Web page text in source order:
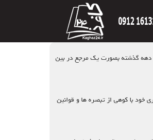
و اعتماد مشتریان عزیز توانسته در دهه گذشته بصورت یک مرجع در بین
خود با کوهی از تبصره ها و قوانین